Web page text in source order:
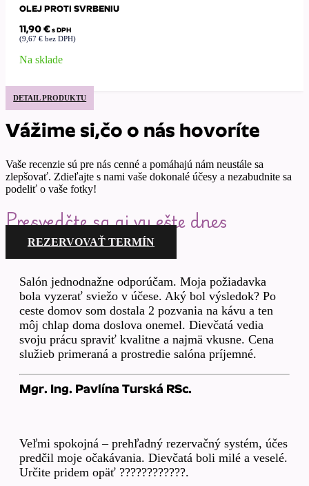
OLEJ PROTI SVRBENIU
11,90€s DPH
(9,67 € bez DPH)
Na sklade
DETAIL PRODUKTU
Vážime si,čo o nás hovoríte
Vaše recenzie sú pre nás cenné a pomáhajú nám neustále sa
zlepšovať. Zdieľajte s nami vaše dokonalé účesy a nezabudnite sa
podeliť o vaše fotky!
Presvedčte sa aj vy ešte dnes
REZERVOVAŤ TERMÍN
Salón jednodnažne odporúčam. Moja požiadavka
bola vyzerať sviežo v účese. Aký bol výsledok? Po
ceste domov som dostala 2 pozvania na kávu a ten
môj chlap doma doslova onemel. Dievčatá vedia
svoju prácu spraviť kvalitne a najmä vkusne. Cena
služieb primeraná a prostredie salóna príjemné.
Mgr. Ing. Pavlína Turská RSc.
Veľmi spokojná – prehľadný rezervačný systém, účes
predčil moje očakávania. Dievčatá boli milé a veselé.
Určite pridem opäť ????????????.